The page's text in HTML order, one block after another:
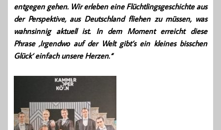
entgegen gehen. Wir erleben eine Flüchtlingsgeschichte aus
der Perspektive, aus Deutschland fliehen zu müssen, was
wahnsinnig aktuell ist. In dem Moment erreicht diese
Phrase ‚Irgendwo auf der Welt gibt’s ein kleines bisschen
Glück‘ einfach unsere Herzen.“